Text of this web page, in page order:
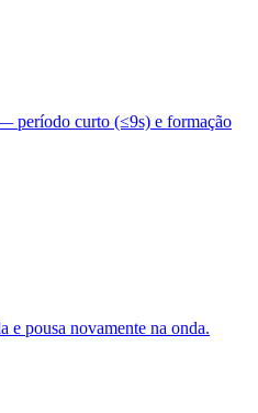
período curto (≤9s) e formação
e pousa novamente na onda.